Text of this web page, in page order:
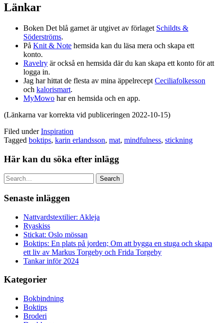
Länkar
Boken Det blå garnet är utgivet av förlaget Schildts &
Söderströms.
På Knit & Note hemsida kan du läsa mera och skapa ett
konto.
Ravelry är också en hemsida där du kan skapa ett konto för att
logga in.
Jag har hittat de flesta av mina äppelrecept Ceciliafolkesson
och kalorismart.
MyMowo har en hemsida och en app.
(Länkarna var korrekta vid publiceringen 2022-10-15)
Filed underInspiration
Tagged boktips, karin erlandsson, mat, mindfulness, stickning
Här kan du söka efter inlägg
Search
Senaste inläggen
Nattvardstextilier: Akleja
Ryaskiss
Stickat: Oslo mössan
Boktips: En plats på jorden; Om att bygga en stuga och skapa
ett liv av Markus Torgeby och Frida Torgeby
Tankar inför 2024
Kategorier
Bokbindning
Boktips
Broderi